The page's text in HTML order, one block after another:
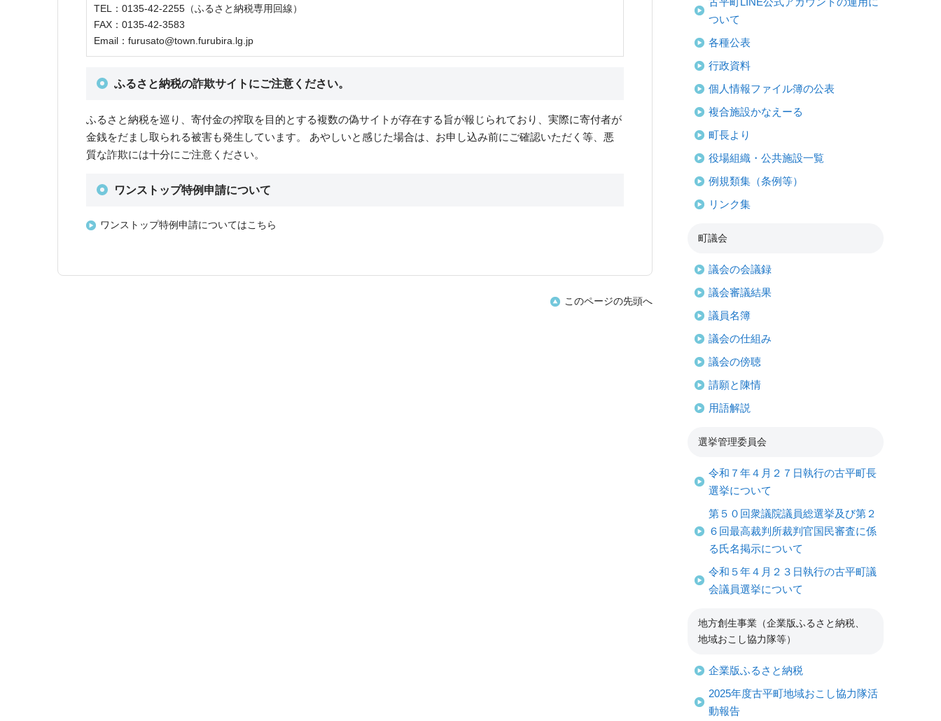
TEL：0135-42-2255（ふるさと納税専用回線）
FAX：0135-42-3583
Email：furusato@town.furubira.lg.jp
ふるさと納税の詐欺サイトにご注意ください。
ふるさと納税を巡り、寄付金の搾取を目的とする複数の偽サイトが存在する旨が報じられており、実際に寄付者が
金銭をだまし取られる被害も発生しています。 あやしいと感じた場合は、お申し込み前にご確認いただく等、悪
質な詐欺には十分にご注意ください。
ワンストップ特例申請について
ワンストップ特例申請についてはこちら
このページの先頭へ
ついて
各種公表
行政資料
個人情報ファイル簿の公表
複合施設かなえーる
町長より
役場組織・公共施設一覧
例規類集（条例等）
リンク集
町議会
議会の会議録
議会審議結果
議員名簿
議会の仕組み
議会の傍聴
請願と陳情
用語解説
選挙管理委員会
令和７年４月２７日執行の古平町長
選挙について
第５０回衆議院議員総選挙及び第２
６回最高裁判所裁判官国民審査に係
る氏名掲示について
令和５年４月２３日執行の古平町議
会議員選挙について
地方創生事業（企業版ふるさと納税、
地域おこし協力隊等）
企業版ふるさと納税
2025年度古平町地域おこし協力隊活
動報告